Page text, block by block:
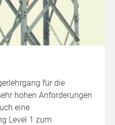
für die
hohen Anforderungen
eine
Level 1 zum